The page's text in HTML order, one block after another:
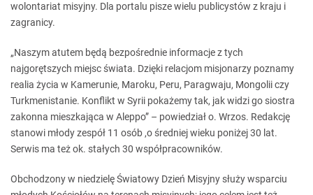
wolontariat misyjny. Dla portalu pisze wielu publicystów z kraju i
zagranicy.
„Naszym atutem będą bezpośrednie informacje z tych
najgorętszych miejsc świata. Dzięki relacjom misjonarzy poznamy
realia życia w Kamerunie, Maroku, Peru, Paragwaju, Mongolii czy
Turkmenistanie. Konflikt w Syrii pokażemy tak, jak widzi go siostra
zakonna mieszkająca w Aleppo” – powiedział o. Wrzos. Redakcję
stanowi młody zespół 11 osób ,o średniej wieku poniżej 30 lat.
Serwis ma też ok. stałych 30 współpracowników.
Obchodzony w niedzielę Światowy Dzień Misyjny służy wsparciu